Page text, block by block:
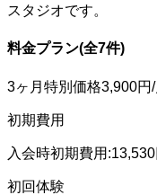
スタジオです。
料金プラン(全7件)
3ヶ月特別価格3,900円
初期費用
入会時初期費用:13,530
初回体験